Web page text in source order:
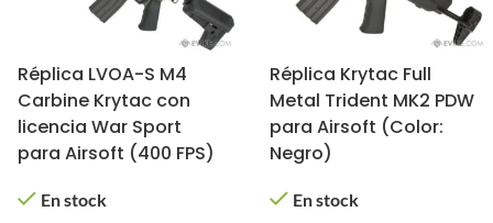
Réplica LVOA-S M4
Carbine Krytac con
licencia War Sport
para Airsoft (400 FPS)
En stock
Réplica Krytac Full
Metal Trident MK2 PDW
para Airsoft (Color:
Negro)
En stock